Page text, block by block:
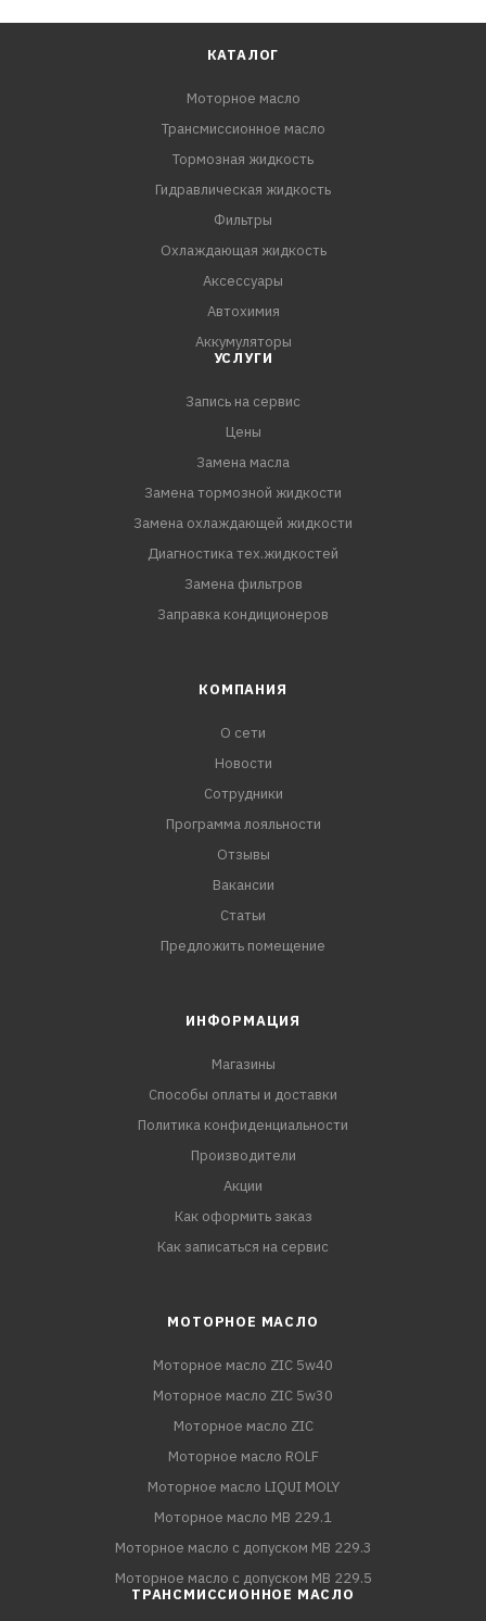
КАТАЛОГ
Моторное масло
Трансмиссионное масло
Тормозная жидкость
Гидравлическая жидкость
Фильтры
Охлаждающая жидкость
Аксессуары
Автохимия
Аккумуляторы
УСЛУГИ
Запись на сервис
Цены
Замена масла
Замена тормозной жидкости
Замена охлаждающей жидкости
Диагностика тех.жидкостей
Замена фильтров
Заправка кондиционеров
КОМПАНИЯ
О сети
Новости
Сотрудники
Программа лояльности
Отзывы
Вакансии
Статьи
Предложить помещение
ИНФОРМАЦИЯ
Магазины
Способы оплаты и доставки
Политика конфиденциальности
Производители
Акции
Как оформить заказ
Как записаться на сервис
МОТОРНОЕ МАСЛО
Моторное масло ZIC 5w40
Моторное масло ZIC 5w30
Моторное масло ZIC
Моторное масло ROLF
Моторное масло LIQUI MOLY
Моторное масло MB 229.1
Моторное масло с допуском MB 229.3
Моторное масло с допуском MB 229.5
ТРАНСМИССИОННОЕ МАСЛО